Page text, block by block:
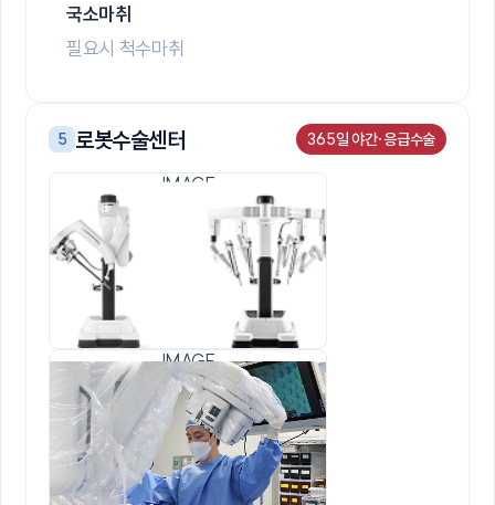
국소마취
필요시 척수마취
5 로봇수술센터 365일 야간·응급수술